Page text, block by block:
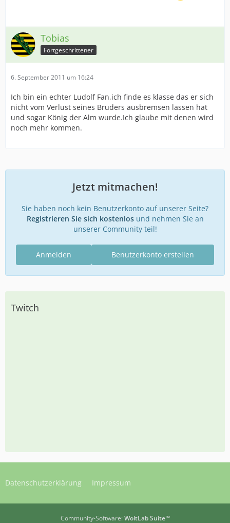
Tobias
Fortgeschrittener
6. September 2011 um 16:24
Ich bin ein echter Ludolf Fan,ich finde es klasse das er sich
nicht vom Verlust seines Bruders ausbremsen lassen hat
und sogar König der Alm wurde.Ich glaube mit denen wird
noch mehr kommen.
Jetzt mitmachen!
Sie haben noch kein Benutzerkonto auf unserer Seite?
Registrieren Sie sich kostenlosund nehmen Sie an
unserer Community teil!
Benutzerkonto erstellen
Anmelden
Twitch
Datenschutzerklärung Impressum
Community-Software: WoltLab Suite™